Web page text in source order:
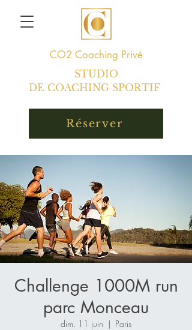
CO2 Coaching Privé
STUDIO
DE COACHING SPORTIF
Réserver
Challenge 1000M run
parc Monceau
dim. 11 juin
  |
Paris